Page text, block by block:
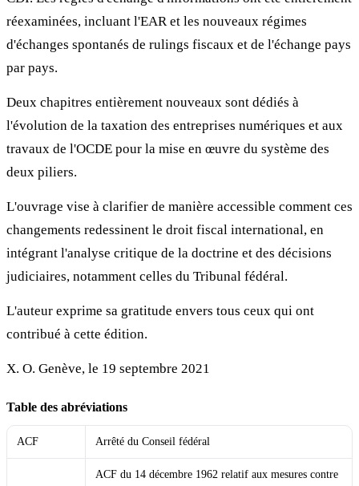
réexaminées, incluant l'EAR et les nouveaux régimes
d'échanges spontanés de rulings fiscaux et de l'échange pays
par pays.
Deux chapitres entièrement nouveaux sont dédiés à
l'évolution de la taxation des entreprises numériques et aux
travaux de l'OCDE pour la mise en œuvre du système des
deux piliers.
L'ouvrage vise à clarifier de manière accessible comment ces
changements redessinent le droit fiscal international, en
intégrant l'analyse critique de la doctrine et des décisions
judiciaires, notamment celles du Tribunal fédéral.
L'auteur exprime sa gratitude envers tous ceux qui ont
contribué à cette édition.
X. O. Genève, le 19 septembre 2021
Table des abréviations
ACF Arrêté du Conseil fédéral
ACF du 14 décembre 1962 relatif aux mesures contre